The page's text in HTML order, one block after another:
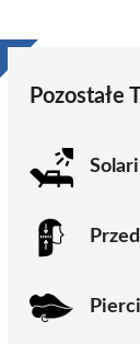
Pozostałe